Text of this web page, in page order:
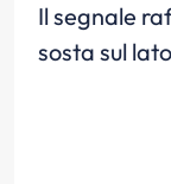
Il segnale
sosta sul